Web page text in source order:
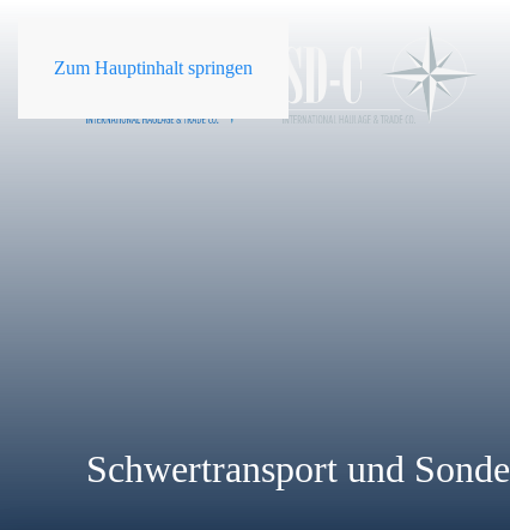
Zum Hauptinhalt springen
Schwertransport und